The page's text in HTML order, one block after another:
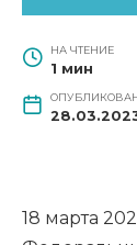
НА ЧТЕНИЕ
1 мин
18 марта